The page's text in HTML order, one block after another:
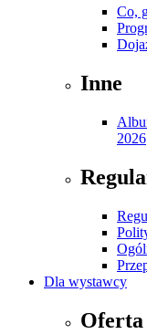
Co,
Inne
2026
Dla wystawcy
Oferta